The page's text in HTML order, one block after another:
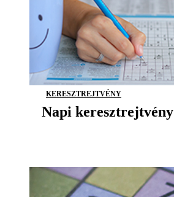
KERESZTREJTVÉNY
Napi keresztrejtvény